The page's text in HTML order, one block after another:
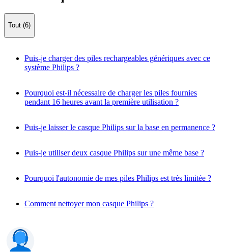
Tout (6)
Puis-je charger des piles rechargeables génériques avec ce
système Philips ?
Pourquoi est-il nécessaire de charger les piles fournies
pendant 16 heures avant la première utilisation ?
Puis-je laisser le casque Philips sur la base en permanence ?
Puis-je utiliser deux casque Philips sur une même base ?
Pourquoi l'autonomie de mes piles Philips est très limitée ?
Comment nettoyer mon casque Philips ?